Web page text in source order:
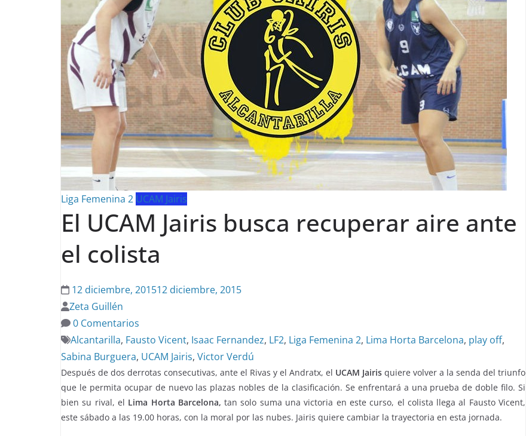
Liga Femenina 2 UCAM Jairis
El UCAM Jairis busca recuperar aire ante
el colista
12 diciembre, 201512 diciembre, 2015
Zeta Guillén
0 Comentarios
Alcantarilla, Fausto Vicent, Isaac Fernandez, LF2, Liga Femenina 2, Lima Horta Barcelona, play off,
Sabina Burguera, UCAM Jairis, Victor Verdú
Después de dos derrotas consecutivas, ante el Rivas y el Andratx, el UCAM Jairis quiere volver a la senda del triunfo
que le permita ocupar de nuevo las plazas nobles de la clasificación. Se enfrentará a una prueba de doble filo. Si
bien su rival, el Lima Horta Barcelona, tan solo suma una victoria en este curso, el colista llega al Fausto Vicent,
este sábado a las 19.00 horas, con la moral por las nubes. Jairis quiere cambiar la trayectoria en esta jornada.